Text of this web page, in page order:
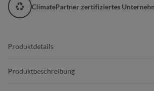
ClimatePartner zertifiziertes
Produktdetails
Produktbeschreibung